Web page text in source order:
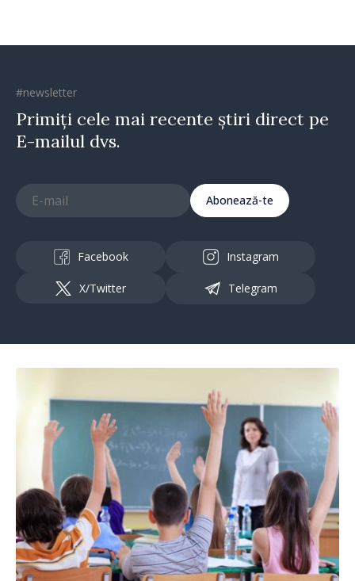
#newsletter
Primiți cele mai recente știri direct pe
E-mailul dvs.
Abonează-te
Facebook Instagram
X/Twitter Telegram